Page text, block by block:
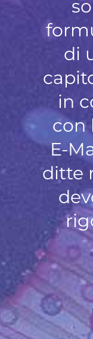
di
in
con
E-
ditte